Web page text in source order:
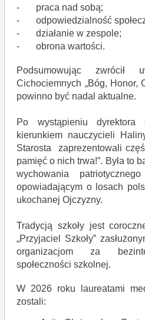
- praca nad sobą;
- odpowiedzialność
- działanie w zespole;
- obrona wartości.
Podsumowując zwrócił
Cichociemnych „Bóg, Honor,
powinno być nadal aktualne.
Po wystąpieniu dyrektora
kierunkiem nauczycieli
Starosta zaprezentowali
pamięć o nich trwa!”. Była to
wychowania
opowiadającym o losach
ukochanej Ojczyzny.
Tradycją szkoły jest
„Przyjaciel Szkoły”
organizacjom za
społeczności szkolnej.
W 2026 roku laureatami
zostali: